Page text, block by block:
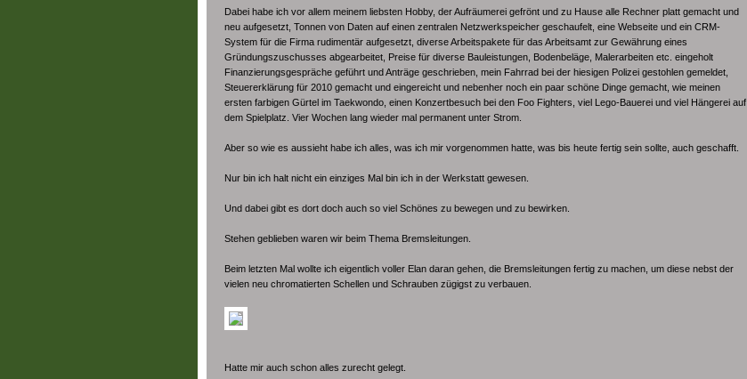
Dabei habe ich vor allem meinem liebsten Hobby, der Aufräumerei gefrönt und zu Hause alle Rechner platt gemacht und
neu aufgesetzt, Tonnen von Daten auf einen zentralen Netzwerkspeicher geschaufelt, eine Webseite und ein CRM-
System für die Firma rudimentär aufgesetzt, diverse Arbeitspakete für das Arbeitsamt zur Gewährung eines
Gründungszuschusses abgearbeitet, Preise für diverse Bauleistungen, Bodenbeläge, Malerarbeiten etc. eingeholt
Finanzierungsgespräche geführt und Anträge geschrieben, mein Fahrrad bei der hiesigen Polizei gestohlen gemeldet,
Steuererklärung für 2010 gemacht und eingereicht und nebenher noch ein paar schöne Dinge gemacht, wie meinen
ersten farbigen Gürtel im Taekwondo, einen Konzertbesuch bei den Foo Fighters, viel Lego-Bauerei und viel Hängerei auf
dem Spielplatz. Vier Wochen lang wieder mal permanent unter Strom.
Aber so wie es aussieht habe ich alles, was ich mir vorgenommen hatte, was bis heute fertig sein sollte, auch geschafft.
Nur bin ich halt nicht ein einziges Mal bin ich in der Werkstatt gewesen.
Und dabei gibt es dort doch auch so viel Schönes zu bewegen und zu bewirken.
Stehen geblieben waren wir beim Thema Bremsleitungen.
Beim letzten Mal wollte ich eigentlich voller Elan daran gehen, die Bremsleitungen fertig zu machen, um diese nebst der
vielen neu chromatierten Schellen und Schrauben zügigst zu verbauen.
Hatte mir auch schon alles zurecht gelegt.